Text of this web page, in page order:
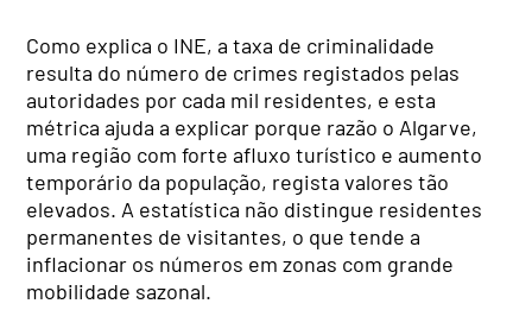
Como explica o INE, a taxa de criminalidade
resulta do número de crimes registados pelas
autoridades por cada mil residentes, e esta
métrica ajuda a explicar porque razão o Algarve,
uma região com forte afluxo turístico e aumento
temporário da população, regista valores tão
elevados. A estatística não distingue residentes
permanentes de visitantes, o que tende a
inflacionar os números em zonas com grande
mobilidade sazonal.